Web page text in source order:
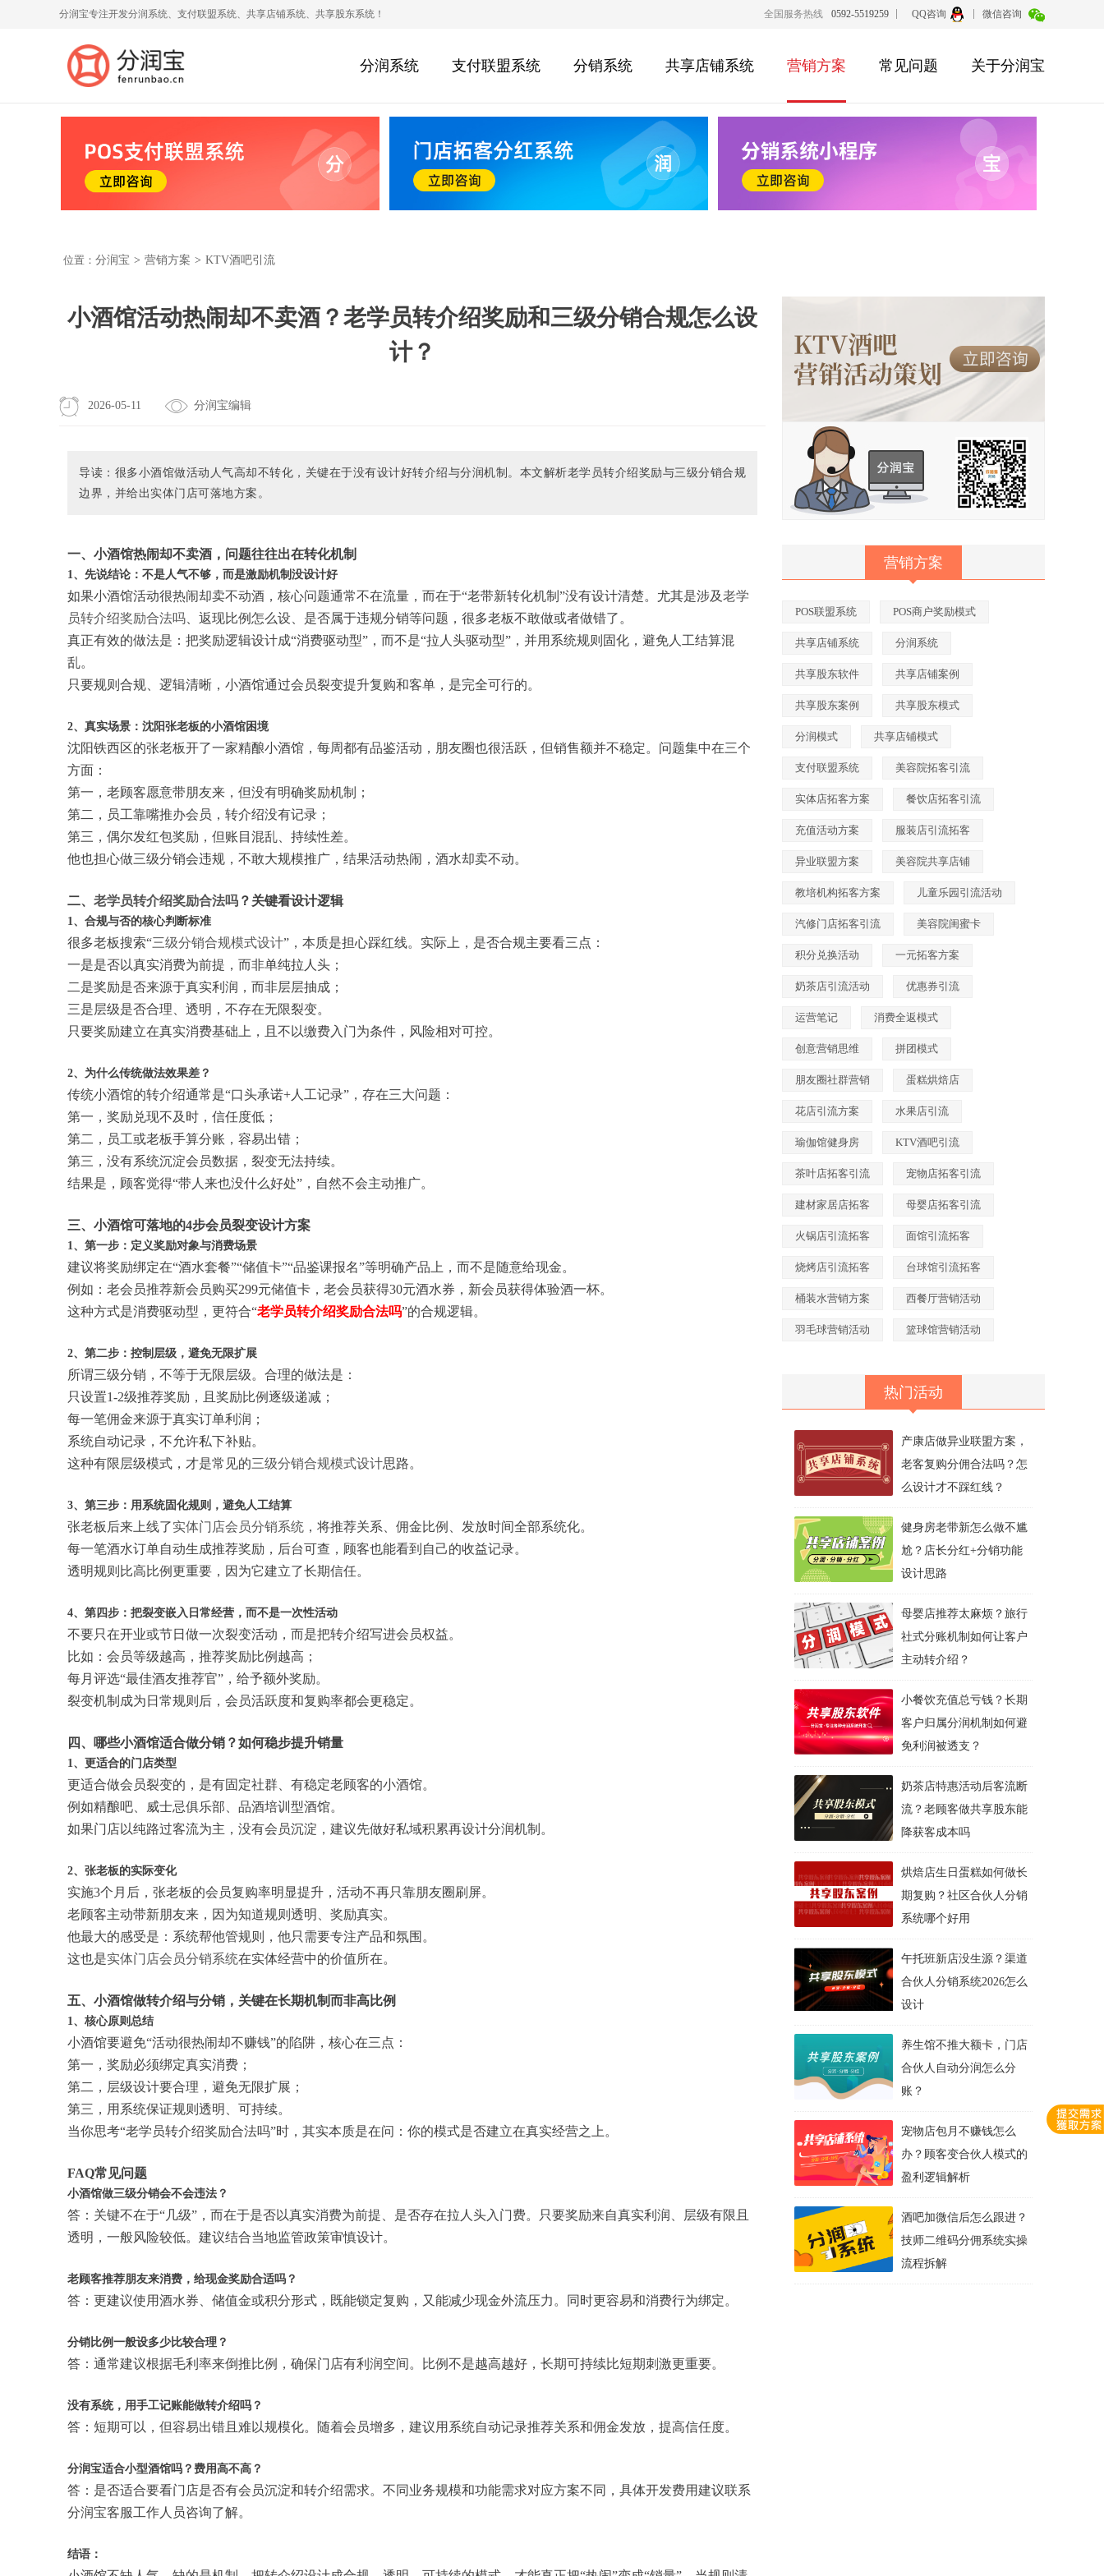
分润宝专注开发分润系统、支付联盟系统、共享店铺系统、共享股东系统！ 全国服务热线 0592-5519259 QQ咨询 微信咨询
分润系统 支付联盟系统 分销系统 共享店铺系统 营销方案 常见问题 关于分润宝
位置： 分润宝 > 营销方案 > KTV酒吧引流
小酒馆活动热闹却不卖酒？老学员转介绍奖励和三级分销合规怎么设
计？
2026-05-11 分润宝编辑
导读：很多小酒馆做活动人气高却不转化，关键在于没有设计好转介绍与分润机制。本文解析老学员转介绍奖励与三级分销合规
边界，并给出实体门店可落地方案。
一、小酒馆热闹却不卖酒，问题往往出在转化机制
1、先说结论：不是人气不够，而是激励机制没设计好
如果小酒馆活动很热闹却卖不动酒，核心问题通常不在流量，而在于“老带新转化机制”没有设计清楚。尤其是涉及老学
员转介绍奖励合法吗 、返现比例怎么设、是否属于违规分销等问题，很多老板不敢做或者做错了。
真正有效的做法是：把奖励逻辑设计成“消费驱动型”，而不是“拉人头驱动型”，并用系统规则固化，避免人工结算混
乱。
只要规则合规、逻辑清晰，小酒馆通过会员裂变提升复购和客单，是完全可行的。
2、真实场景：沈阳张老板的小酒馆困境
沈阳铁西区的张老板开了一家精酿小酒馆，每周都有品鉴活动，朋友圈也很活跃，但销售额并不稳定。问题集中在三个
方面：
第一，老顾客愿意带朋友来，但没有明确奖励机制；
第二，员工靠嘴推办会员，转介绍没有记录；
第三，偶尔发红包奖励，但账目混乱、持续性差。
他也担心做三级分销会违规，不敢大规模推广，结果活动热闹，酒水却卖不动。
二、 老学员转介绍奖励合法吗 ？关键看设计逻辑
1、合规与否的核心判断标准
很多老板搜索“三级分销合规模式设计”，本质是担心踩红线。实际上，是否合规主要看三点：
一是是否以真实消费为前提，而非单纯拉人头；
二是奖励是否来源于真实利润，而非层层抽成；
三是层级是否合理、透明，不存在无限裂变。
只要奖励建立在真实消费基础上，且不以缴费入门为条件，风险相对可控。
2、为什么传统做法效果差？
传统小酒馆的转介绍通常是“口头承诺+人工记录”，存在三大问题：
第一，奖励兑现不及时，信任度低；
第二，员工或老板手算分账，容易出错；
第三，没有系统沉淀会员数据，裂变无法持续。
结果是，顾客觉得“带人来也没什么好处”，自然不会主动推广。
三、小酒馆可落地的4步会员裂变设计方案
1、第一步：定义奖励对象与消费场景
建议将奖励绑定在“酒水套餐”“储值卡”“品鉴课报名”等明确产品上，而不是随意给现金。
例如：老会员推荐新会员购买299元储值卡，老会员获得30元酒水券，新会员获得体验酒一杯。
这种方式是消费驱动型，更符合“老学员转介绍奖励合法吗”的合规逻辑。
2、第二步：控制层级，避免无限扩展
所谓三级分销，不等于无限层级。合理的做法是：
只设置1-2级推荐奖励，且奖励比例逐级递减；
每一笔佣金来源于真实订单利润；
系统自动记录，不允许私下补贴。
这种有限层级模式，才是常见的三级分销合规模式设计思路。
3、第三步：用系统固化规则，避免人工结算
张老板后来上线了实体门店会员分销系统 ，将推荐关系、佣金比例、发放时间全部系统化。
每一笔酒水订单自动生成推荐奖励，后台可查，顾客也能看到自己的收益记录。
透明规则比高比例更重要，因为它建立了长期信任。
4、第四步：把裂变嵌入日常经营，而不是一次性活动
不要只在开业或节日做一次裂变活动，而是把转介绍写进会员权益。
比如：会员等级越高，推荐奖励比例越高；
每月评选“最佳酒友推荐官”，给予额外奖励。
裂变机制成为日常规则后，会员活跃度和复购率都会更稳定。
四、哪些小酒馆适合做分销？如何稳步提升销量
1、更适合的门店类型
更适合做会员裂变的，是有固定社群、有稳定老顾客的小酒馆。
例如精酿吧、威士忌俱乐部、品酒培训型酒馆。
如果门店以纯路过客流为主，没有会员沉淀，建议先做好私域积累再设计分润机制。
2、张老板的实际变化
实施3个月后，张老板的会员复购率明显提升，活动不再只靠朋友圈刷屏。
老顾客主动带新朋友来，因为知道规则透明、奖励真实。
他最大的感受是：系统帮他管规则，他只需要专注产品和氛围。
这也是实体门店会员分销系统在实体经营中的价值所在。
五、小酒馆做转介绍与分销，关键在长期机制而非高比例
1、核心原则总结
小酒馆要避免“活动很热闹却不赚钱”的陷阱，核心在三点：
第一，奖励必须绑定真实消费；
第二，层级设计要合理，避免无限扩展；
第三，用系统保证规则透明、可持续。
当你思考“老学员转介绍奖励合法吗”时，其实本质是在问：你的模式是否建立在真实经营之上。
FAQ常见问题
小酒馆做三级分销会不会违法？
答：关键不在于“几级”，而在于是否以真实消费为前提、是否存在拉人头入门费。只要奖励来自真实利润、层级有限且
透明，一般风险较低。建议结合当地监管政策审慎设计。
老顾客推荐朋友来消费，给现金奖励合适吗？
答：更建议使用酒水券、储值金或积分形式，既能锁定复购，又能减少现金外流压力。同时更容易和消费行为绑定。
分销比例一般设多少比较合理？
答：通常建议根据毛利率来倒推比例，确保门店有利润空间。比例不是越高越好，长期可持续比短期刺激更重要。
没有系统，用手工记账能做转介绍吗？
答：短期可以，但容易出错且难以规模化。随着会员增多，建议用系统自动记录推荐关系和佣金发放，提高信任度。
分润宝适合小型酒馆吗？费用高不高？
答：是否适合要看门店是否有会员沉淀和转介绍需求。不同业务规模和功能需求对应方案不同，具体开发费用建议联系
分润宝客服工作人员咨询了解。
结语：
营销方案
POS联盟系统 POS商户奖励模式
共享店铺系统 分润系统
共享股东软件 共享店铺案例
共享股东案例 共享股东模式
分润模式 共享店铺模式
支付联盟系统 美容院拓客引流
实体店拓客方案 餐饮店拓客引流
充值活动方案 服装店引流拓客
异业联盟方案 美容院共享店铺
教培机构拓客方案 儿童乐园引流活动
汽修门店拓客引流 美容院闺蜜卡
积分兑换活动 一元拓客方案
奶茶店引流活动 优惠券引流
运营笔记 消费全返模式
创意营销思维 拼团模式
朋友圈社群营销 蛋糕烘焙店
花店引流方案 水果店引流
瑜伽馆健身房 KTV酒吧引流
茶叶店拓客引流 宠物店拓客引流
建材家居店拓客 母婴店拓客引流
火锅店引流拓客 面馆引流拓客
烧烤店引流拓客 台球馆引流拓客
桶装水营销方案 西餐厅营销活动
羽毛球营销活动 篮球馆营销活动
热门活动
产康店做异业联盟方案，
老客复购分佣合法吗？怎
么设计才不踩红线？
健身房老带新怎么做不尴
尬？店长分红+分销功能
设计思路
母婴店推荐太麻烦？旅行
社式分账机制如何让客户
主动转介绍？
小餐饮充值总亏钱？长期
客户归属分润机制如何避
免利润被透支？
奶茶店特惠活动后客流断
流？老顾客做共享股东能
降获客成本吗
烘焙店生日蛋糕如何做长
期复购？社区合伙人分销
系统哪个好用
午托班新店没生源？渠道
合伙人分销系统2026怎么
设计
养生馆不推大额卡，门店
合伙人自动分润怎么分
账？
宠物店包月不赚钱怎么
办？顾客变合伙人模式的
盈利逻辑解析
酒吧加微信后怎么跟进？
技师二维码分佣系统实操
流程拆解